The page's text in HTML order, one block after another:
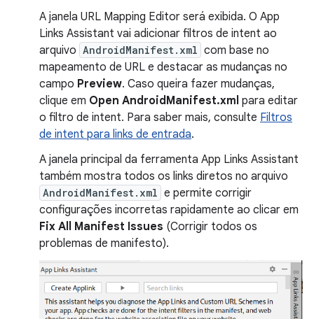
A janela URL Mapping Editor será exibida. O App
Links Assistant vai adicionar filtros de intent ao
arquivo AndroidManifest.xml com base no
mapeamento de URL e destacar as mudanças no
campo Preview. Caso queira fazer mudanças,
clique em Open AndroidManifest.xml para editar
o filtro de intent. Para saber mais, consulte Filtros
de intent para links de entrada.
A janela principal da ferramenta App Links Assistant
também mostra todos os links diretos no arquivo
AndroidManifest.xml e permite corrigir
configurações incorretas rapidamente ao clicar em
Fix All Manifest Issues (Corrigir todos os
problemas de manifesto).